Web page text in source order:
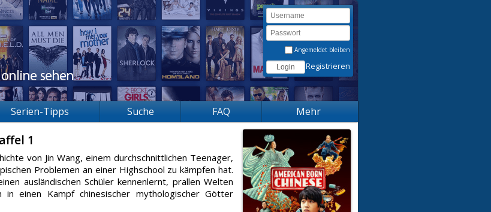
Angemeldet bleiben
Registrieren
Serien-Tipps Suche FAQ Mehr
1
von Jin Wang, einem durchschnittlichen Teenager,
Problemen an einer Highschool zu kämpfen hat.
ausländischen Schüler kennenlernt, prallen Welten
in einen Kampf chinesischer mythologischer Götter